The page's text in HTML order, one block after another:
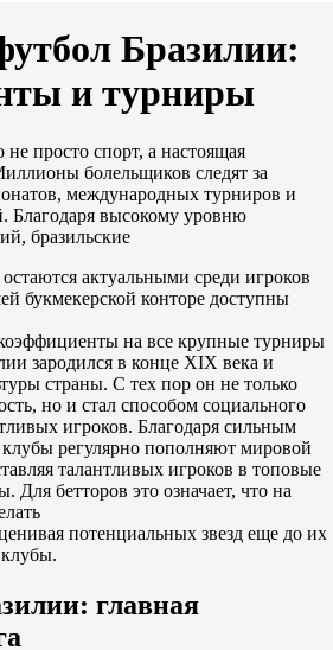
Бразилии:
и турниры
просто спорт, а настоящая
болельщиков следят за
международных турниров и
Благодаря высокому уровню
бразильские
остаются актуальными среди игроков
букмекерской конторе доступны
на все крупные турниры
зародился в конце XIX века и
страны. С тех пор он не только
но и стал способом социального
игроков. Благодаря сильным
клубы регулярно пополняют мировой
талантливых игроков в топовые
Для бетторов это означает, что на
потенциальных звезд еще до их
главная